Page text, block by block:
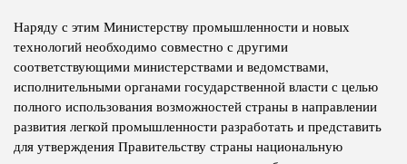
Наряду с этим Министерству промышленности и новых
технологий необходимо совместно с другими
соответствующими министерствами и ведомствами,
исполнительными органами государственной власти с целью
полного использования возможностей страны в направлении
развития легкой промышленности разработать и представить
для утверждения Правительству страны национальную